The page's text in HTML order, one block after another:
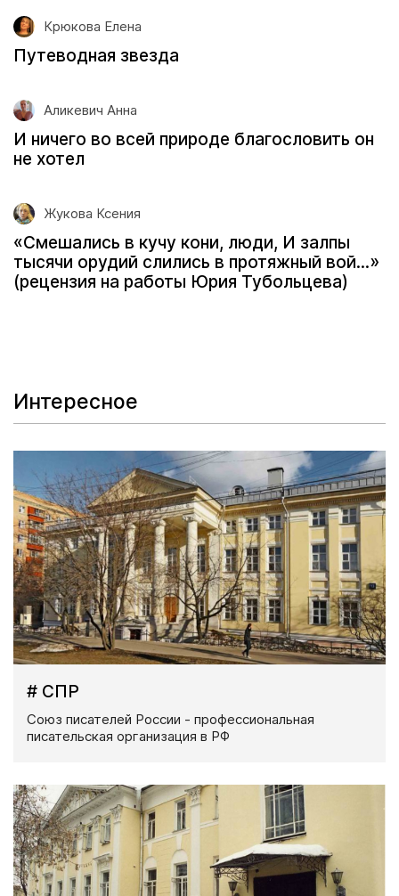
Крюкова Елена
Путеводная звезда
Аликевич Анна
И ничего во всей природе благословить он
не хотел
Жукова Ксения
«Смешались в кучу кони, люди, И залпы
тысячи орудий слились в протяжный вой...»
(рецензия на работы Юрия Тубольцева)
Интересное
# СПР
Союз писателей России - профессиональная
писательская организация в РФ